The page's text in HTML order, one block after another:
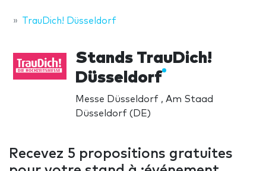
TrauDich! Düsseldorf
Stands TrauDich!
Düsseldorf
Messe Düsseldorf , Am Staad
Düsseldorf (DE)
Recevez 5 propositions gratuites